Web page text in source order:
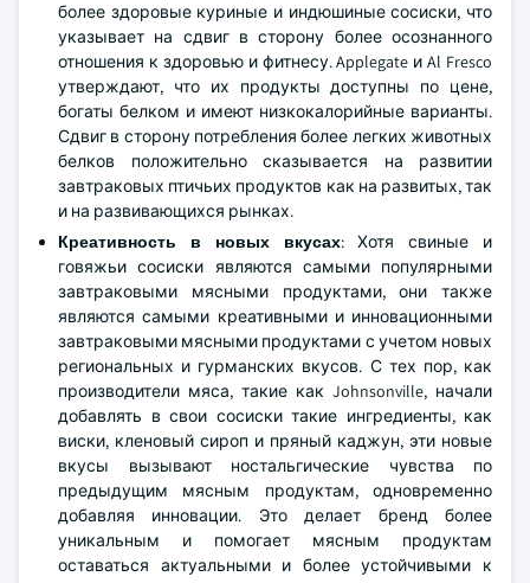
более здоровые куриные и индюшиные сосиски, что
указывает на сдвиг в сторону более осознанного
отношения к здоровью и фитнесу. Applegate и Al Fresco
утверждают, что их продукты доступны по цене,
богаты белком и имеют низкокалорийные варианты.
Сдвиг в сторону потребления более легких животных
белков положительно сказывается на развитии
завтраковых птичьих продуктов как на развитых, так
и на развивающихся рынках.
Креативность в новых вкусах: Хотя свиные и
говяжьи сосиски являются самыми популярными
завтраковыми мясными продуктами, они также
являются самыми креативными и инновационными
завтраковыми мясными продуктами с учетом новых
региональных и гурманских вкусов. С тех пор, как
производители мяса, такие как Johnsonville, начали
добавлять в свои сосиски такие ингредиенты, как
виски, кленовый сироп и пряный каджун, эти новые
вкусы вызывают ностальгические чувства по
предыдущим мясным продуктам, одновременно
добавляя инновации. Это делает бренд более
уникальным и помогает мясным продуктам
оставаться актуальными и более устойчивыми к